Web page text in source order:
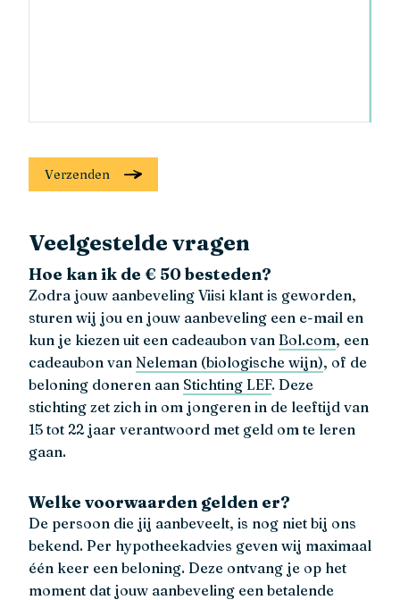
Verzenden
Veelgestelde vragen
Hoe kan ik de € 50 besteden?
Zodra jouw aanbeveling Viisi klant is geworden,
sturen wij jou en jouw aanbeveling een e-mail en
kun je kiezen uit een cadeaubon van Bol.com, een
cadeaubon van Neleman (biologische wijn), of de
beloning doneren aan Stichting LEF. Deze
stichting zet zich in om jongeren in de leeftijd van
15 tot 22 jaar verantwoord met geld om te leren
gaan.
Welke voorwaarden gelden er?
De persoon die jij aanbeveelt, is nog niet bij ons
bekend. Per hypotheekadvies geven wij maximaal
één keer een beloning. Deze ontvang je op het
moment dat jouw aanbeveling een betalende